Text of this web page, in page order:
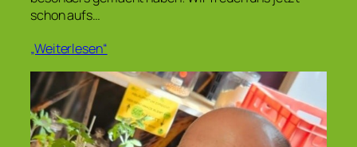
schon aufs…
„Weiterlesen“